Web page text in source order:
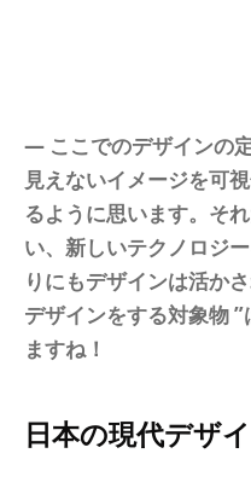
― ここでのデザインの
見えないイメージを可視
るように思います。そ
い、新しいテクノロジ
りにもデザインは活か
デザインをする対象物
ますね！
日本の現代デザ